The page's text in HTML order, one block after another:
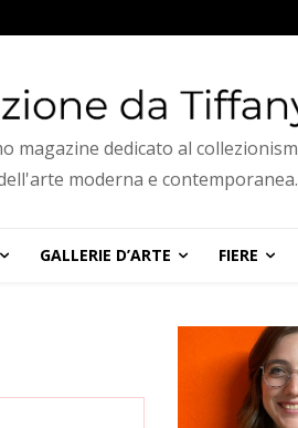
magazine dedicato al
moderna e contemporanea.
GALLERIE D’ARTE FIERE